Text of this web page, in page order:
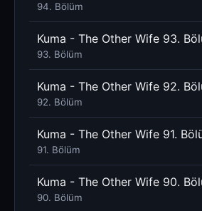
94. Bölüm
Kuma - The Other Wife 93.
93. Bölüm
Kuma - The Other Wife 92.
92. Bölüm
Kuma - The Other Wife 91.
91. Bölüm
Kuma - The Other Wife 90.
90. Bölüm